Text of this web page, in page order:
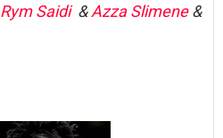
Rym Saidi&Azza Slimene&